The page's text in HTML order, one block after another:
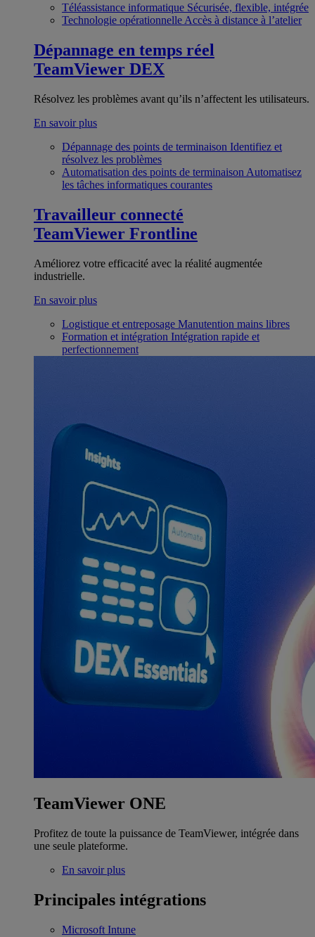
Téléassistance informatique Sécurisée, flexible, intégrée
Technologie opérationnelle Accès à distance à l’atelier
Dépannage en temps réel
TeamViewer DEX
Résolvez les problèmes avant qu’ils n’affectent les utilisateurs.
En savoir plus
Dépannage des points de terminaison Identifiez et
résolvez les problèmes
Automatisation des points de terminaison Automatisez
les tâches informatiques courantes
Travailleur connecté
TeamViewer Frontline
Améliorez votre efficacité avec la réalité augmentée
industrielle.
En savoir plus
Logistique et entreposage Manutention mains libres
Formation et intégration Intégration rapide et
perfectionnement
TeamViewer ONE
Profitez de toute la puissance de TeamViewer, intégrée dans
une seule plateforme.
En savoir plus
Principales intégrations
Microsoft Intune